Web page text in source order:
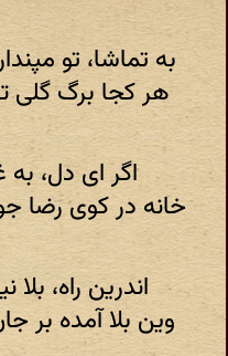
به تماشا، تو
هر کجا برگ گلی
اگر ای دل، به
خانه در کوی رضا
اندرین راه،
وین بلا آمده بر